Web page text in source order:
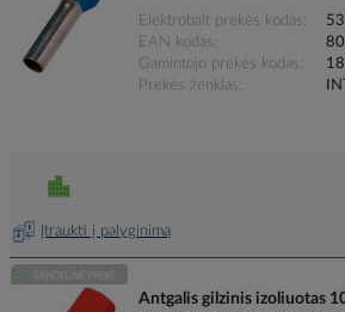
Elektrobalt prekės kodas
EAN kodas
Gamintojo prekės kodas
Prekės ženklas
Įtraukti į palyginimą
Antgalis gilzinis izoliuotas